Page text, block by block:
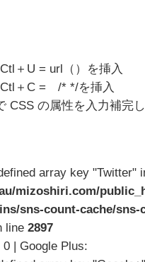
＋U = url（）を挿入
＋C = /* */を挿入
CSS の属性を入力補完
array key "Twitter"
mizoshiri.com/
sns-count-cache/sns-
line 2897
| Google Plus: